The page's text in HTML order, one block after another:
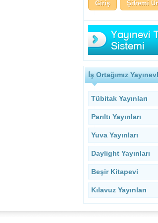
Şifremi
İş Ortağımız
Tübitak Yayınları
Parıltı Yayınları
Yuva Yayınları
Daylight Yayınları
Beşir Kitapevi
Kılavuz Yayınları